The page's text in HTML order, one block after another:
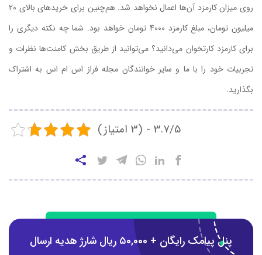
روی میزان کارمزد آن‌ها اعمال نخواهد شد. هم‌چنین برای خریدهای بالای 20
میلیون تومان، مبلغ کارمزد 4000 تومان خواهد بود. شما چه نکته دیگری را
برای کارمزد کارتخوان می‌‌دانید؟ می‌توانید از طریق بخش کامنت‌ها نظرات و
تجربیات خود را با ما و سایر خوانندگان مجله فراز اس ام اس به اشتراک
بگذارید.
3.7/5 - (3 امتیاز)
پنل پیامک رایگان + ۵0,000 ریال شارژ هدیه ارسال